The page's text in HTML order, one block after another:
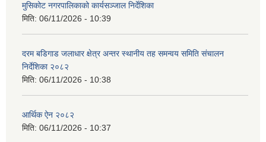
मुसिकोट नगरपालिकाको कार्यसञ्जाल निर्देशिका
मिति: 06/11/2026 - 10:39
दरम बडिगाड जलाधार क्षेत्र अन्तर स्थानीय तह समन्वय समिति संचालन
निर्देशिका २०८२
मिति: 06/11/2026 - 10:38
आर्थिक ऐन २०८२
मिति: 06/11/2026 - 10:37